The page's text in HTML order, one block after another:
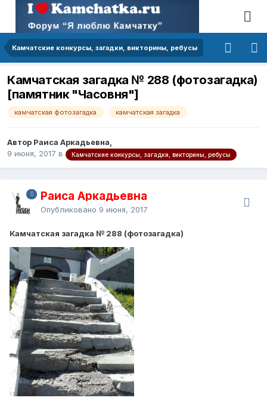
Камчатские конкурсы, загадки, викторины, ребусы
Камчатская загадка № 288 (фотозагадка)
[памятник "Часовня"]
камчатская фотозагадка камчатская загадка
Автор Раиса Аркадьевна,
9 июня, 2017 в Камчатские конкурсы, загадки, викторины, ребусы
Раиса Аркадьевна
Опубликовано 9 июня, 2017
Камчатская загадка № 288 (фотозагадка)